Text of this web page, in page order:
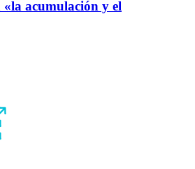
acumulación y el